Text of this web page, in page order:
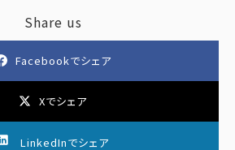
Share us
Facebookでシェア
Xでシェア
LinkedInでシェア